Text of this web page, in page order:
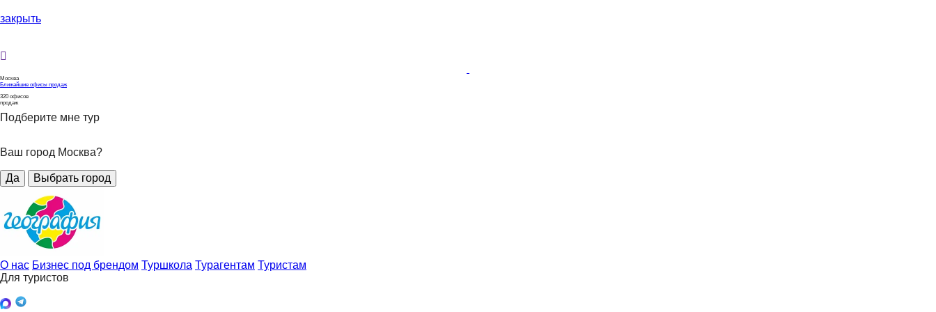
закрыть
Москва
Ближайшие офисы продаж
320 офисов
продаж
Подберите мне тур
Ваш город Москва?
Да Выбрать город
О нас Бизнес под брендом Туршкола Турагентам Туристам
Для туристов